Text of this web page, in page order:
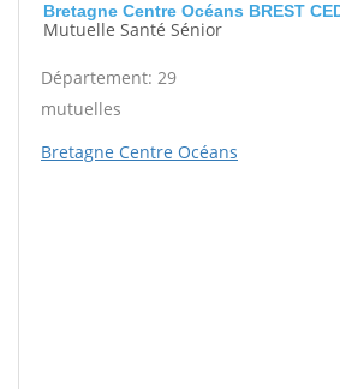
Bretagne Centre Océans BREST
Mutuelle Santé Sénior
Département: 29
mutuelles
Bretagne Centre Océans